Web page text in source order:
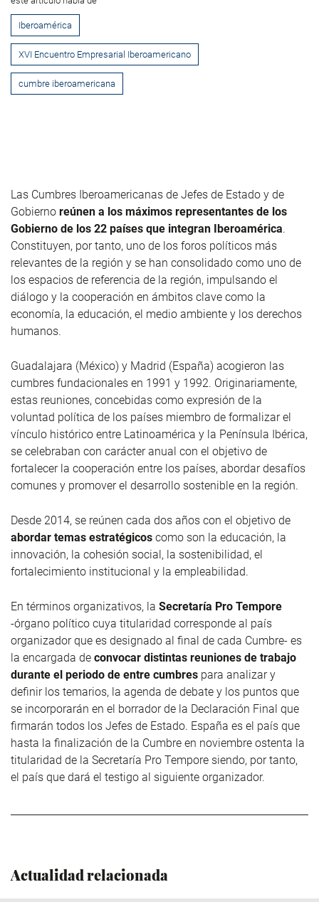
Iberoamérica
XVI Encuentro Empresarial Iberoamericano
cumbre iberoamericana
Las Cumbres Iberoamericanas de Jefes de Estado y de
Gobierno reúnen a los máximos representantes de los
Gobierno de los 22 países que integran Iberoamérica.
Constituyen, por tanto, uno de los foros políticos más
relevantes de la región y se han consolidado como uno de
los espacios de referencia de la región, impulsando el
diálogo y la cooperación en ámbitos clave como la
economía, la educación, el medio ambiente y los derechos
humanos.
Guadalajara (México) y Madrid (España) acogieron las
cumbres fundacionales en 1991 y 1992. Originariamente,
estas reuniones, concebidas como expresión de la
voluntad política de los países miembro de formalizar el
vínculo histórico entre Latinoamérica y la Península Ibérica,
se celebraban con carácter anual con el objetivo de
fortalecer la cooperación entre los países, abordar desafíos
comunes y promover el desarrollo sostenible en la región.
Desde 2014, se reúnen cada dos años con el objetivo de
abordar temas estratégicos como son la educación, la
innovación, la cohesión social, la sostenibilidad, el
fortalecimiento institucional y la empleabilidad.
En términos organizativos, la Secretaría Pro Tempore
-órgano político cuya titularidad corresponde al país
organizador que es designado al final de cada Cumbre- es
la encargada de convocar distintas reuniones de trabajo
durante el periodo de entre cumbres para analizar y
definir los temarios, la agenda de debate y los puntos que
se incorporarán en el borrador de la Declaración Final que
firmarán todos los Jefes de Estado. España es el país que
hasta la finalización de la Cumbre en noviembre ostenta la
titularidad de la Secretaría Pro Tempore siendo, por tanto,
el país que dará el testigo al siguiente organizador.
Actualidad relacionada